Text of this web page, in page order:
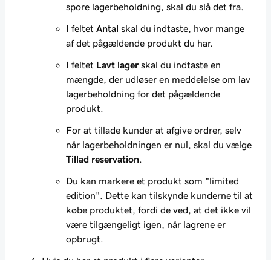
spore lagerbeholdning, skal du slå det fra.
I feltet Antal skal du indtaste, hvor mange
af det pågældende produkt du har.
I feltet Lavt lager skal du indtaste en
mængde, der udløser en meddelelse om lav
lagerbeholdning for det pågældende
produkt.
For at tillade kunder at afgive ordrer, selv
når lagerbeholdningen er nul, skal du vælge
Tillad reservation
Du kan markere et produkt som "limited
edition". Dette kan tilskynde kunderne til at
købe produktet, fordi de ved, at det ikke vil
være tilgængeligt igen, når lagrene er
opbrugt.